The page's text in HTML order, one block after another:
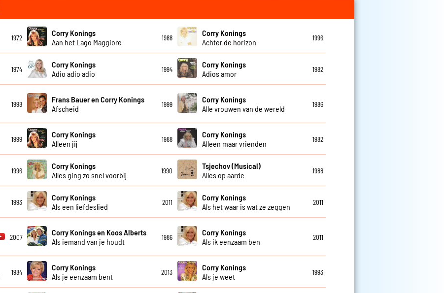
1972
Corry Konings
Aan het Lago Maggiore
1988
Corry Konings
Achter de horizon
1996
1974
Corry Konings
Adio adio adio
1994
Corry Konings
Adios amor
1982
1998
Frans Bauer en Corry Konings
Afscheid
1999
Corry Konings
Alle vrouwen van de wereld
1986
1999
Corry Konings
Alleen jij
1988
Corry Konings
Alleen maar vrienden
1982
1996
Corry Konings
Alles ging zo snel voorbij
1990
Tsjechov (Musical)
Alles op aarde
1988
1993
Corry Konings
Als een liefdeslied
2011
Corry Konings
Als het waar is wat ze zeggen
2011
2007
Corry Konings en Koos Alberts
Als iemand van je houdt
1986
Corry Konings
Als ik eenzaam ben
2011
1984
Corry Konings
Als je eenzaam bent
2013
Corry Konings
Als je weet
1993